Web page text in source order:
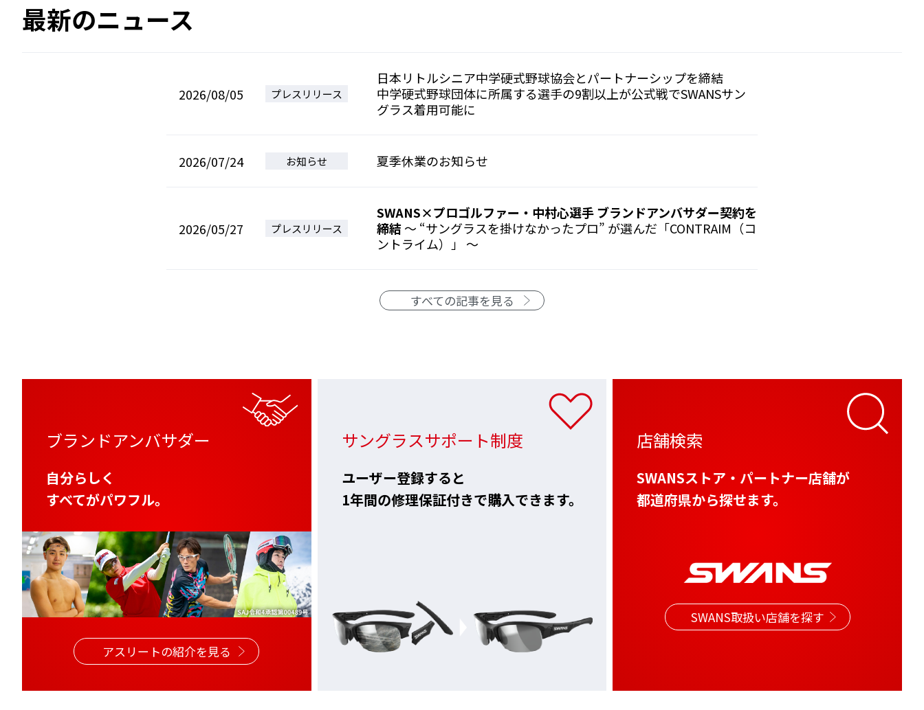
最新のニュース
2026/08/05 プレスリリース
日本リトルシニア中学硬式野球協会とパートナーシップを締結
中学硬式野球団体に所属する選手の9割以上が公式戦でSWANSサン
グラス着用可能に
2026/07/24 お知らせ 夏季休業のお知らせ
2026/05/27 プレスリリース
SWANS×プロゴルファー・中村心選手 ブランドアンバサダー契約を
締結～ “サングラスを掛けなかったプロ” が選んだ「CONTRAIM（コ
ントライム）」 ～
すべての記事を見る
ブランドアンバサダー
自分らしく
すべてがパワフル。
アスリートの紹介を見る
サングラスサポート制度
ユーザー登録すると
1年間の修理保証付きで購入できます。
店舗検索
SWANSストア・パートナー店舗が
都道府県から探せます。
SWANS取扱い店舗を探す